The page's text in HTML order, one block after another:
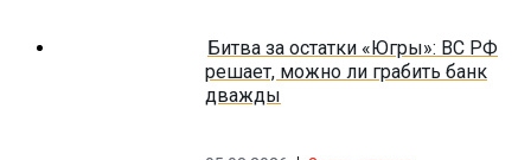
Битва за остатки «Югры»: ВС РФ
решает, можно ли грабить банк
дважды